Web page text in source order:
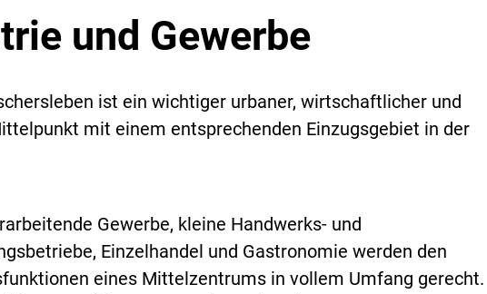
und Gewerbe
ist ein wichtiger urbaner, wirtschaftlicher und
mit einem entsprechenden Einzugsgebiet in der
Gewerbe, kleine Handwerks- und
Einzelhandel und Gastronomie werden den
eines Mittelzentrums in vollem Umfang gerecht.